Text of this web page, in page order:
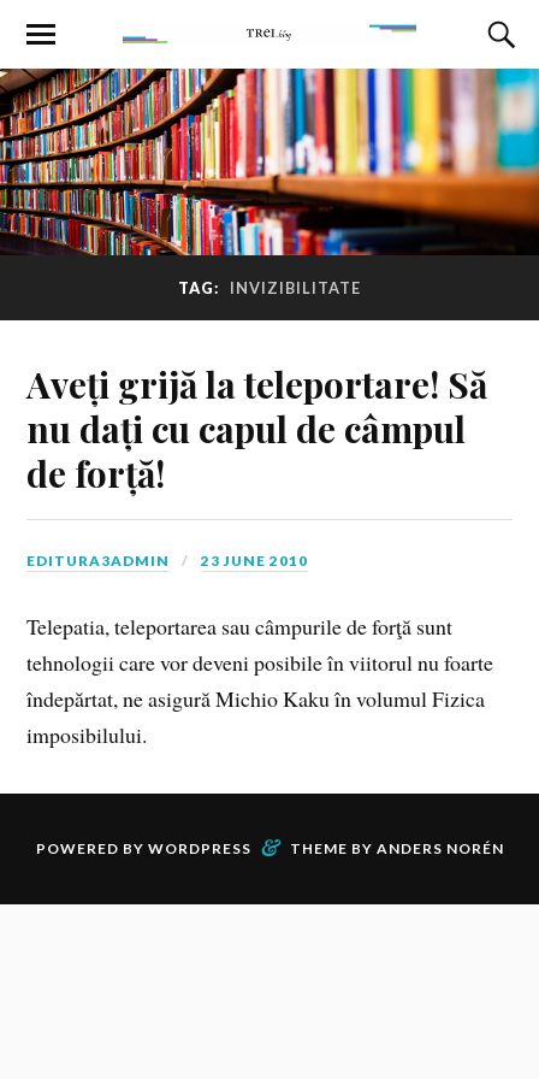
TAG: INVIZIBILITATE
Aveți grijă la teleportare! Să
nu dați cu capul de câmpul
de forță!
EDITURA3ADMIN 23 JUNE 2010
Telepatia, teleportarea sau câmpurile de forţă sunt
tehnologii care vor deveni posibile în viitorul nu foarte
îndepărtat, ne asigură Michio Kaku în volumul Fizica
imposibilului.
POWERED BY WORDPRESS & THEME BY ANDERS NORÉN